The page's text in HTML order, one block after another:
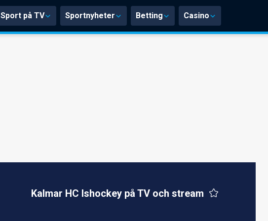
Sport på TV Sportnyheter Betting Casino
Kalmar HC Ishockey på TV och stream